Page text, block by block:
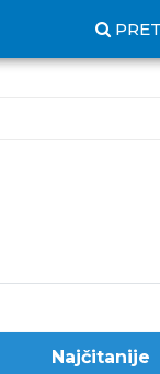
Najčitanije